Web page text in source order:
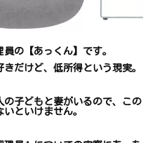
員の【あっくん】です。
きだけど、 低所得という現実。
子どもと妻がいるので、 こ
といけません。